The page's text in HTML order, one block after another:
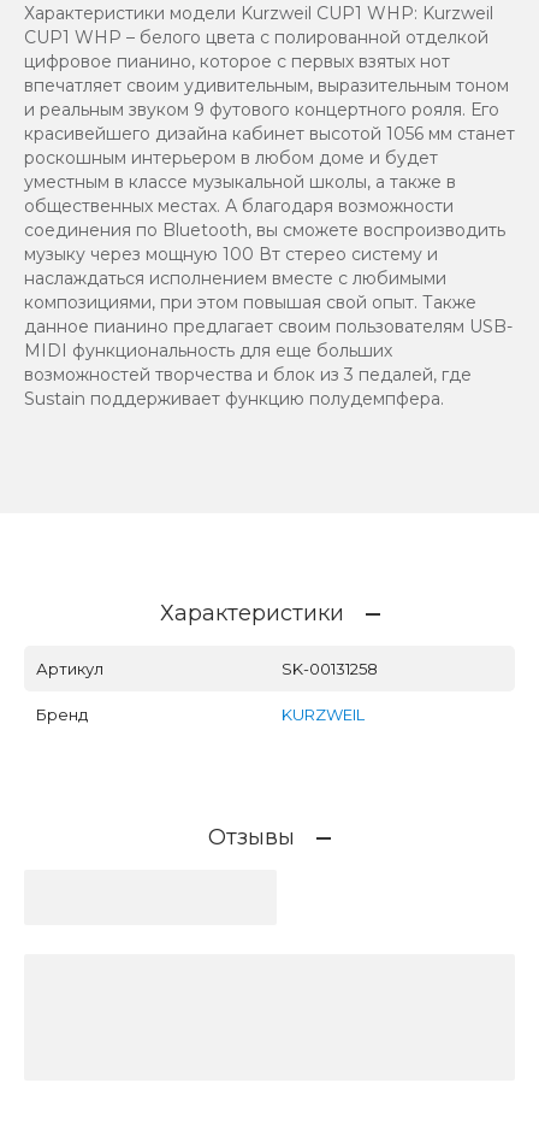
Характеристики модели Kurzweil CUP1 WHP: Kurzweil
CUP1 WHP – белого цвета с полированной отделкой
цифровое пианино, которое с первых взятых нот
впечатляет своим удивительным, выразительным тоном
и реальным звуком 9 футового концертного рояля. Его
красивейшего дизайна кабинет высотой 1056 мм станет
роскошным интерьером в любом доме и будет
уместным в классе музыкальной школы, а также в
общественных местах. А благодаря возможности
соединения по Bluetooth, вы сможете воспроизводить
музыку через мощную 100 Вт стерео систему и
наслаждаться исполнением вместе с любимыми
композициями, при этом повышая свой опыт. Также
данное пианино предлагает своим пользователям USB-
MIDI функциональность для еще больших
возможностей творчества и блок из 3 педалей, где
Sustain поддерживает функцию полудемпфера.
Характеристики
Артикул SK-00131258
Бренд KURZWEIL
Отзывы